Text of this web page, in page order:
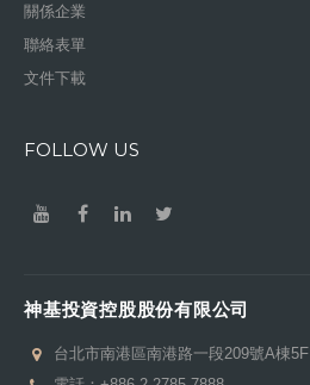
關係企業
聯絡表單
文件下載
FOLLOW US
神基投資控股股份有限公司
台北市南港區南港路一段209號A棟5F